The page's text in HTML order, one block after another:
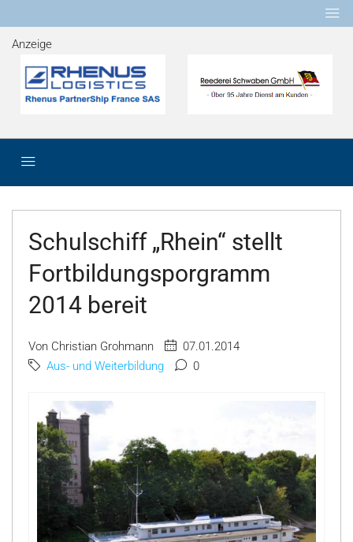
Anzeige
Schulschiff „Rhein“ stellt
Fortbildungsporgramm
2014 bereit
Von Christian Grohmann
07.01.2014
Aus- und Weiterbildung
0